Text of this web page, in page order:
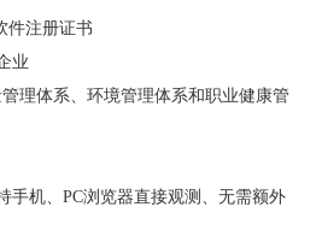
件注册证书
业
理体系、环境管理体系和职业健康管
手机、PC浏览器直接观测、无需额外